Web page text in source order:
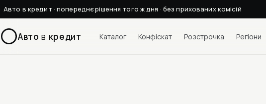
Авто в кредит · попереднє рішення того ж дня · без прихованих комісій
Авто в кредит Каталог Конфіскат Розстрочка Регіони